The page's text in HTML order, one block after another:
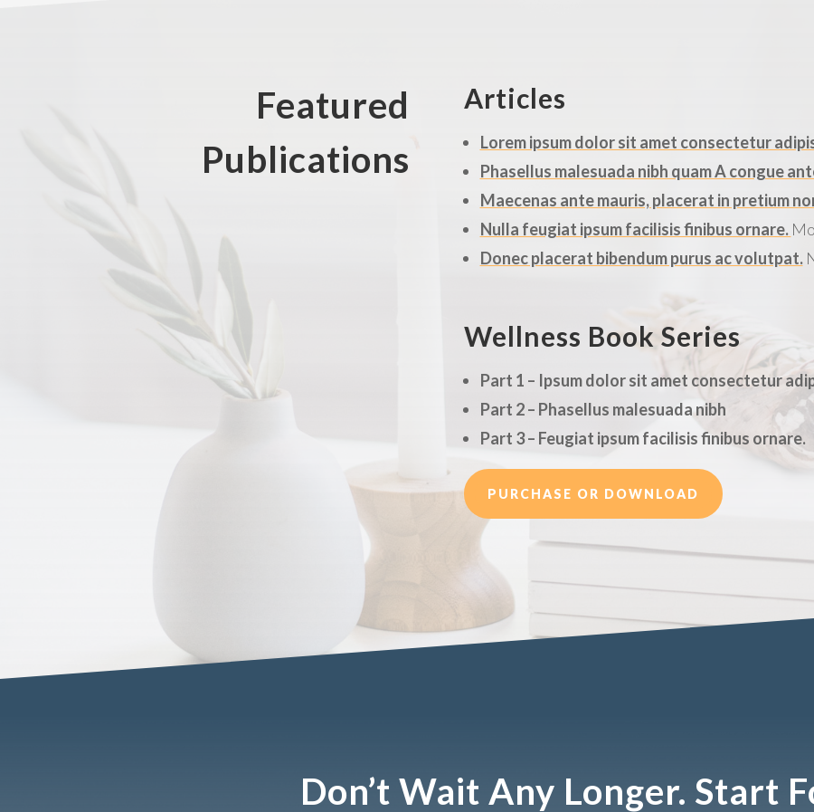
Featured
Publications
Articles
Lorem ipsum dolor sit amet consectetur
Phasellus malesuada nibh quam A congue
Maecenas ante mauris, placerat in pretium
Nulla feugiat ipsum facilisis finibus ornare.
Donec placerat bibendum purus ac volutpat.
Wellness Book Series
Part 1 – Ipsum dolor sit amet consectetur
Part 2 – Phasellus malesuada nibh
Part 3 – Feugiat ipsum facilisis finibus ornare.
PURCHASE OR DOWNLOAD
Don’t Wait Any Longer. Start